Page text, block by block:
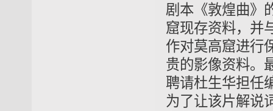
剧本《敦煌曲》
窟现存资料，并
作对莫高窟进行
贵的影像资料。
聘请杜生华担任
为了让该片解说